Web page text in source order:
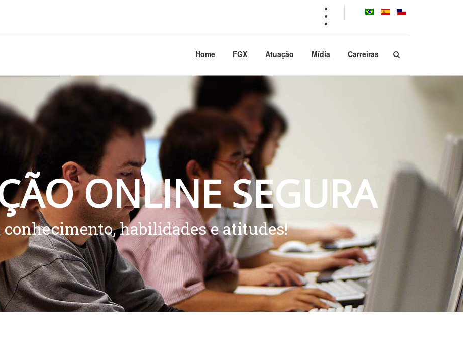
Home FGX Atuação Mídia Carreiras
ÃOONLINESEGURA
conhecimento, habilidades e atitudes!